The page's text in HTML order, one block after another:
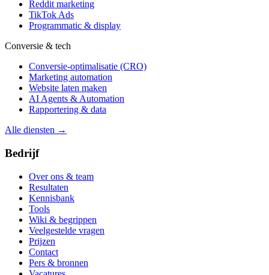
Reddit marketing
TikTok Ads
Programmatic & display
Conversie & tech
Conversie-optimalisatie (CRO)
Marketing automation
Website laten maken
AI Agents & Automation
Rapportering & data
Alle diensten →
Bedrijf
Over ons & team
Resultaten
Kennisbank
Tools
Wiki & begrippen
Veelgestelde vragen
Prijzen
Contact
Pers & bronnen